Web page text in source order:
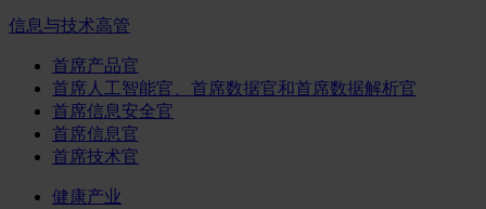
信息与技术高管
首席产品官
首席人工智能官、首席数据官和首席数据解析官
首席信息安全官
首席信息官
首席技术官
健康产业